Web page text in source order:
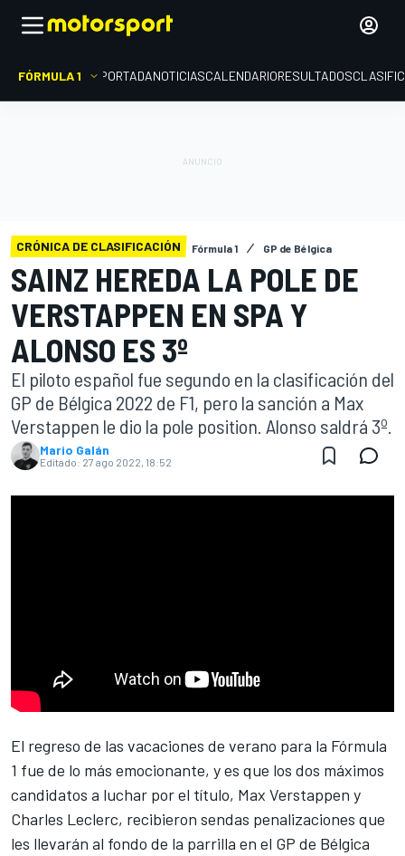
FÓRMULA 1 PORTADANOTICIASCALENDARIORESULTADOS
CRÓNICA DE CLASIFICACIÓN Fórmula 1 GP de Bélgica
SAINZ HEREDA LA POLE DE
VERSTAPPEN EN SPA Y
ALONSO ES 3º
El piloto español fue segundo en la clasificación del
GP de Bélgica 2022 de F1, pero la sanción a Max
Verstappen le dio la pole position. Alonso saldrá 3º.
Mario Galán
Editado: 27 ago 2022, 18:52
El regreso de las vacaciones de verano para la Fórmula
1 fue de lo más emocionante, y es que los dos máximos
candidatos a luchar por el título, Max Verstappen y
Charles Leclerc, recibieron sendas penalizaciones que
les llevarán al fondo de la parrilla en el GP de Bélgica